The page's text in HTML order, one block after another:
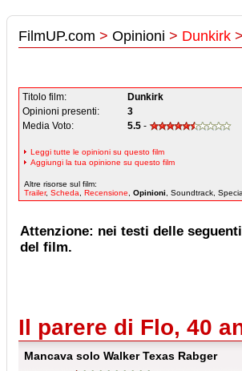
FilmUP.com > Opinioni > Dunkirk >
Titolo film:
Dunkirk
Opinioni presenti:
3
Media Voto:
5.5 -
Leggi tutte le opinioni su questo film
Aggiungi la tua opinione su questo film
Altre risorse sul film:
Trailer, Scheda Recensione Opinioni , Soundtrack,
Attenzione: nei testi delle
del film.
Il parere di Flo, 40
Mancava solo Walker Texas Rabger